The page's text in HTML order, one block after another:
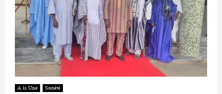
A la Une Société